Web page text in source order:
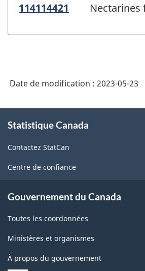
Variante
classification
produits
de
l'Amérique
du
(SCPAN)
version
1.0
114114421
Nectarines
Nectarines
Date de modification : 2023-05-23
propos
ce
site
Statistique Canada
Contactez StatCan
Centre de confiance
Gouvernement du Canada
Toutes les coordonnées
Ministères et organismes
À propos du gouvernement